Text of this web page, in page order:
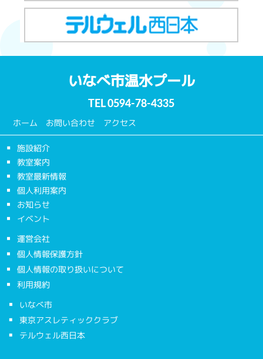
いなべ市温水プール
TEL0594-78-4335
ホーム お問い合わせ アクセス
施設紹介
教室案内
教室最新情報
個人利用案内
お知らせ
イベント
運営会社
個人情報保護方針
個人情報の取り扱いについて
利用規約
いなべ市
東京アスレティッククラブ
テルウェル西日本